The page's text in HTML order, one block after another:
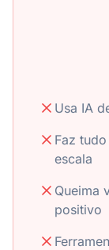
Usa IA
Faz
escala
Queima
positivo